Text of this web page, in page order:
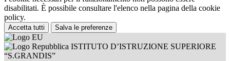
disabilitati. È possibile consultare l'elenco nella pagina della cookie
policy.
Accetta tutti Salva le preferenze
ISTITUTO D’ISTRUZIONE SUPERIORE
“S.GRANDIS”